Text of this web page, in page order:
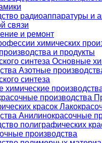
радиоаппаратуры и
связи
и ремонт
химических
и продукты
синтеза Основные
Азотные
синтеза
химические
производства
красок
Анилинокрасочные
полиграфических
производства